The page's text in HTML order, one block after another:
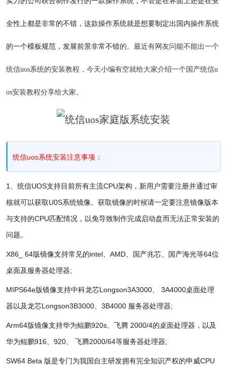
全性上都是非常的不错，这款操作系统就是想要制定出国内操作系统
的一个模板规范，发展前景非常不错的。最近有网友问能不能出一个
统信uos系统的安装教程，今天小编有空就给大家介绍一个国产统信u
os安装教程分享给大家。
统信uos系统安装注意事项：
1、统信UOS支持目前所有主流CPU架构，新用户需要注册并通过审
核就可以获取U0S系统镜像。获取镜像的时候请一定要注意镜像版本
与支持的CPU匹配情况，以免导致制作完成启动盘而无法正常安装的
问题。
X86_ 64版镜像支持常见的intel、AMD、国产兆芯、国产海光等64位
桌面及服务器处理器;
MIPS64e版镜像支持中科龙芯Longson3A3000、 3A4000桌面处理
器以及龙芯Longson3B3000、3B4000 服务器处理器;
Arm64版镜像支持华为鲲鹏920s、飞腾 2000/4的桌面处理器，以及
华为鲲鹏916、920、 飞腾2000/64等服务器处理器;
SW64 Beta 版是专门为我国自主研发拥有完全知识产权的申威CPU